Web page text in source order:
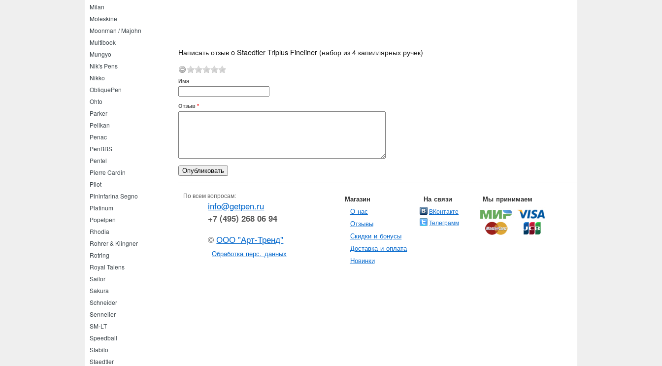
Milan
Moleskine
Moonman / Majohn
Multibook
Mungyo
Nik's Pens
Nikko
ObliquePen
Ohto
Parker
Pelikan
Penac
PenBBS
Pentel
Pierre Cardin
Pilot
Pininfarina Segno
Platinum
Popelpen
Rhodia
Rohrer & Klingner
Rotring
Royal Talens
Sailor
Sakura
Schneider
Sennelier
SM-LT
Speedball
Stabilo
Staedtler
Написать отзыв o Staedtler Triplus Fineliner (набор из 4 капиллярных ручек)
Имя
Отзыв *
По всем вопросам:
info@getpen.ru
+7 (495) 268 06 94
©ООО "Арт-Тренд"
Обработка перс. данных
Магазин
О нас
Отзывы
Скидки и бонусы
Доставка и оплата
Новинки
На связи
ВКонтакте
Телеграмм
Мы принимаем